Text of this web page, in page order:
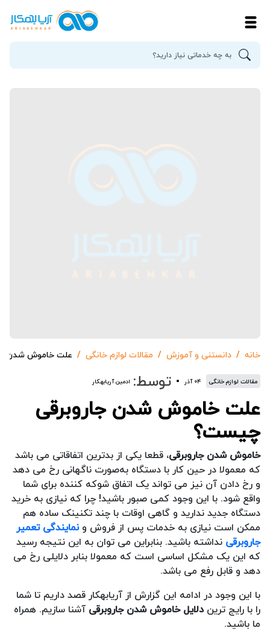
خانه دانستنی و آموزش مقالات لوازم خانگی علت خاموش شدن
مقالات لوازم خانگی ۰۴ آذر توسط: ادمین آریابهکار
علت خاموش شدن جاروبرقی
چیست؟
خاموش شدن جاروبرقی، قطعا یکی از بدترین اتفاقاتی می باشد
که معمولا در حین کار با دستگاه به‌صورت ناگهانی رخ می دهد
و رخ دادن آن نیز می تواند یک اتفاق شوکه کننده برای شما
واقع شود. با این وجود کمی صبور باشید! چرا که نیازی به خرید
دستگاه جدید ندارید و گاهی اوقات با چند تکنینک ساده هم
ممکن است نیازی به خدمات پس از فروش ونمایندگی تعمیر
جاروبرقی نداشته باشید. بنابراین می توان به این نتیجه رسید
که این یک مشکل اساسی است که معمولا بنابر دلایلی رخ می
دهد و قابل رفع می باشد.
با این وجود در ادامه این گزارش از آریابهکار قصد داریم تا شما
را با رایج تریندلایل خاموش شدن جاروبرقی آشنا سازیم. همراه
ما باشید.